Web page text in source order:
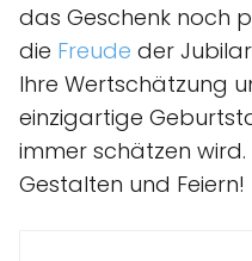
das Geschenk noch
die Freude der
Ihre Wertschätzung
einzigartige
immer schätzen wird.
Gestalten und Feiern!